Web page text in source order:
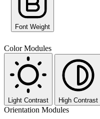
Font Weight
Color Modules
Light Contrast High Contrast
Orientation Modules